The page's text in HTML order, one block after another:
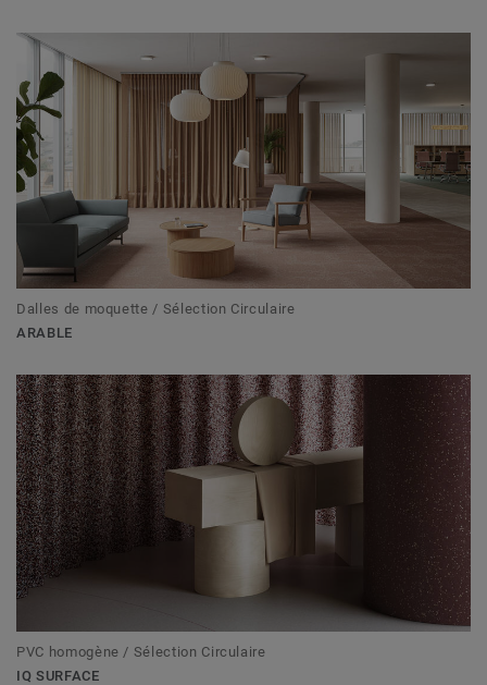
Dalles de moquette / Sélection Circulaire
ARABLE
PVC homogène / Sélection Circulaire
IQ SURFACE